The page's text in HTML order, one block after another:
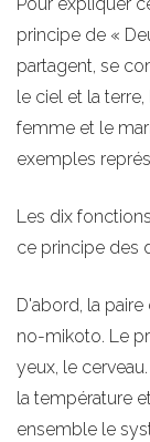
Pour expliquer
principe de «
partagent, se
le ciel et la
femme et le
exemples
Les dix
ce principe des
D'abord, la
no-mikoto. Le
yeux, le
la température
ensemble le